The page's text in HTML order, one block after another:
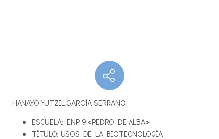
HANAYO YUTZIL GARCÍA SERRANO
ESCUELA: ENP 9 «PEDRO DE ALBA»
TÍTULO: USOS DE LA BIOTECNOLOGÍA